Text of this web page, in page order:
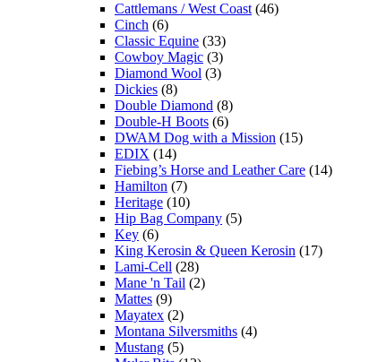
Cattlemans / West Coast (46)
Cinch (6)
Classic Equine (33)
Cowboy Magic (3)
Diamond Wool (3)
Dickies (8)
Double Diamond (8)
Double-H Boots (6)
DWAM Dog with a Mission (15)
EDIX (14)
Fiebing’s Horse and Leather Care (14)
Hamilton (7)
Heritage (10)
Hip Bag Company (5)
Key (6)
King Kerosin & Queen Kerosin (17)
Lami-Cell (28)
Mane 'n Tail (2)
Mattes (9)
Mayatex (2)
Montana Silversmiths (4)
Mustang (5)